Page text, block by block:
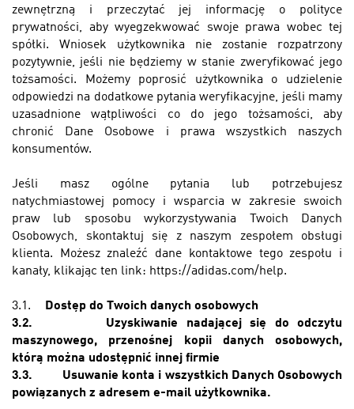
zewnętrzną i przeczytać jej informację o polityce
prywatności, aby wyegzekwować swoje prawa wobec tej
spółki. Wniosek użytkownika nie zostanie rozpatrzony
pozytywnie, jeśli nie będziemy w stanie zweryfikować jego
tożsamości. Możemy poprosić użytkownika o udzielenie
odpowiedzi na dodatkowe pytania weryfikacyjne, jeśli mamy
uzasadnione wątpliwości co do jego tożsamości, aby
chronić Dane Osobowe i prawa wszystkich naszych
konsumentów.
Jeśli masz ogólne pytania lub potrzebujesz
natychmiastowej pomocy i wsparcia w zakresie swoich
praw lub sposobu wykorzystywania Twoich Danych
Osobowych, skontaktuj się z naszym zespołem obsługi
klienta. Możesz znaleźć dane kontaktowe tego zespołu i
kanały, klikając ten link: https://adidas.com/help.
3.1. Dostęp do Twoich danych osobowych
3.2.
Uzyskiwanie nadającej się do odczytu
maszynowego, przenośnej kopii danych osobowych,
którą można udostępnić innej firmie
3.3.
Usuwanie konta i wszystkich Danych Osobowych
powiązanych z adresem e-mail użytkownika.